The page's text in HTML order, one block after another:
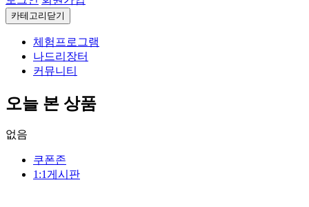
카테고리닫기
체험프로그램
나드리장터
커뮤니티
오늘 본 상품
없음
쿠폰존
1:1게시판